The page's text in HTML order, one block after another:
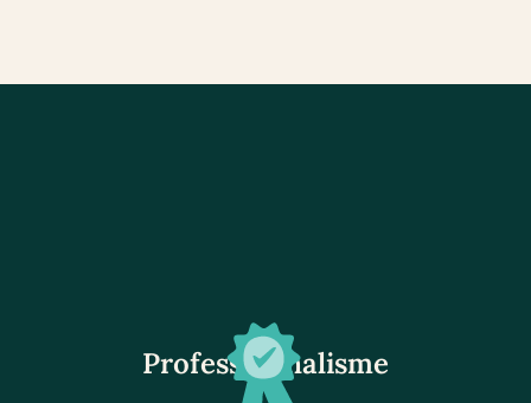
Professionnalisme